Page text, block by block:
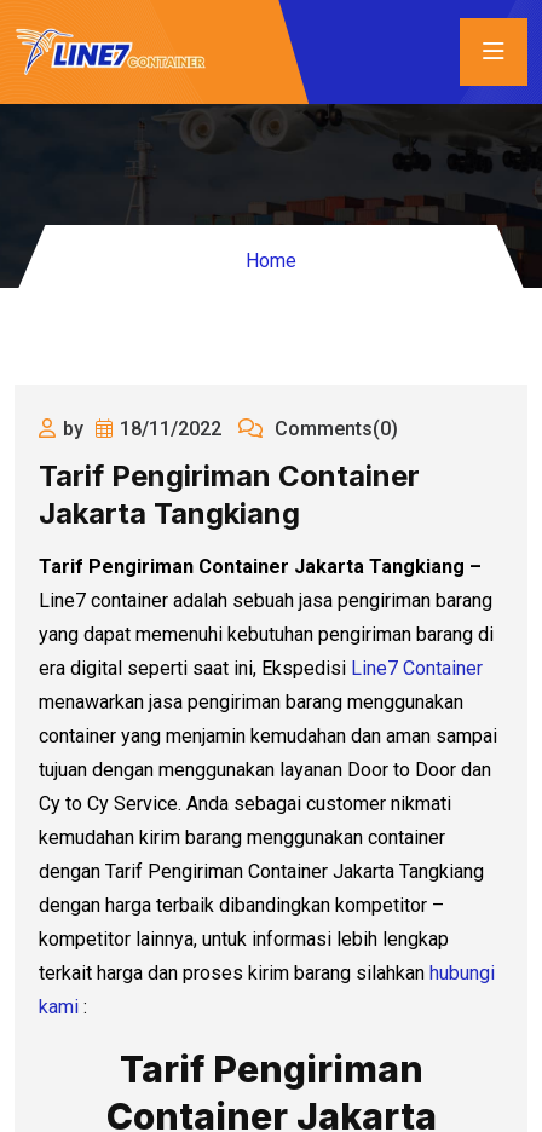
Home
by 18/11/2022 Comments(0)
Tarif Pengiriman Container
Jakarta Tangkiang
Tarif Pengiriman Container Jakarta Tangkiang –
Line7 container adalah sebuah jasa pengiriman barang
yang dapat memenuhi kebutuhan pengiriman barang di
era digital seperti saat ini, Ekspedisi Line7 Container
menawarkan jasa pengiriman barang menggunakan
container yang menjamin kemudahan dan aman sampai
tujuan dengan menggunakan layanan Door to Door dan
Cy to Cy Service. Anda sebagai customer nikmati
kemudahan kirim barang menggunakan container
dengan Tarif Pengiriman Container Jakarta Tangkiang
dengan harga terbaik dibandingkan kompetitor –
kompetitor lainnya, untuk informasi lebih lengkap
terkait harga dan proses kirim barang silahkan hubungi
kami :
Tarif Pengiriman
Container Jakarta